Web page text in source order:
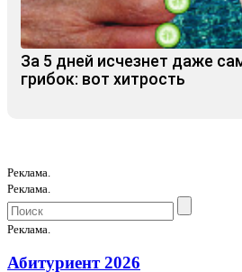
За 5 дней исчезнет даже
грибок: вот хитрость
Реклама.
Реклама.
Реклама.
Абитуриент 2026